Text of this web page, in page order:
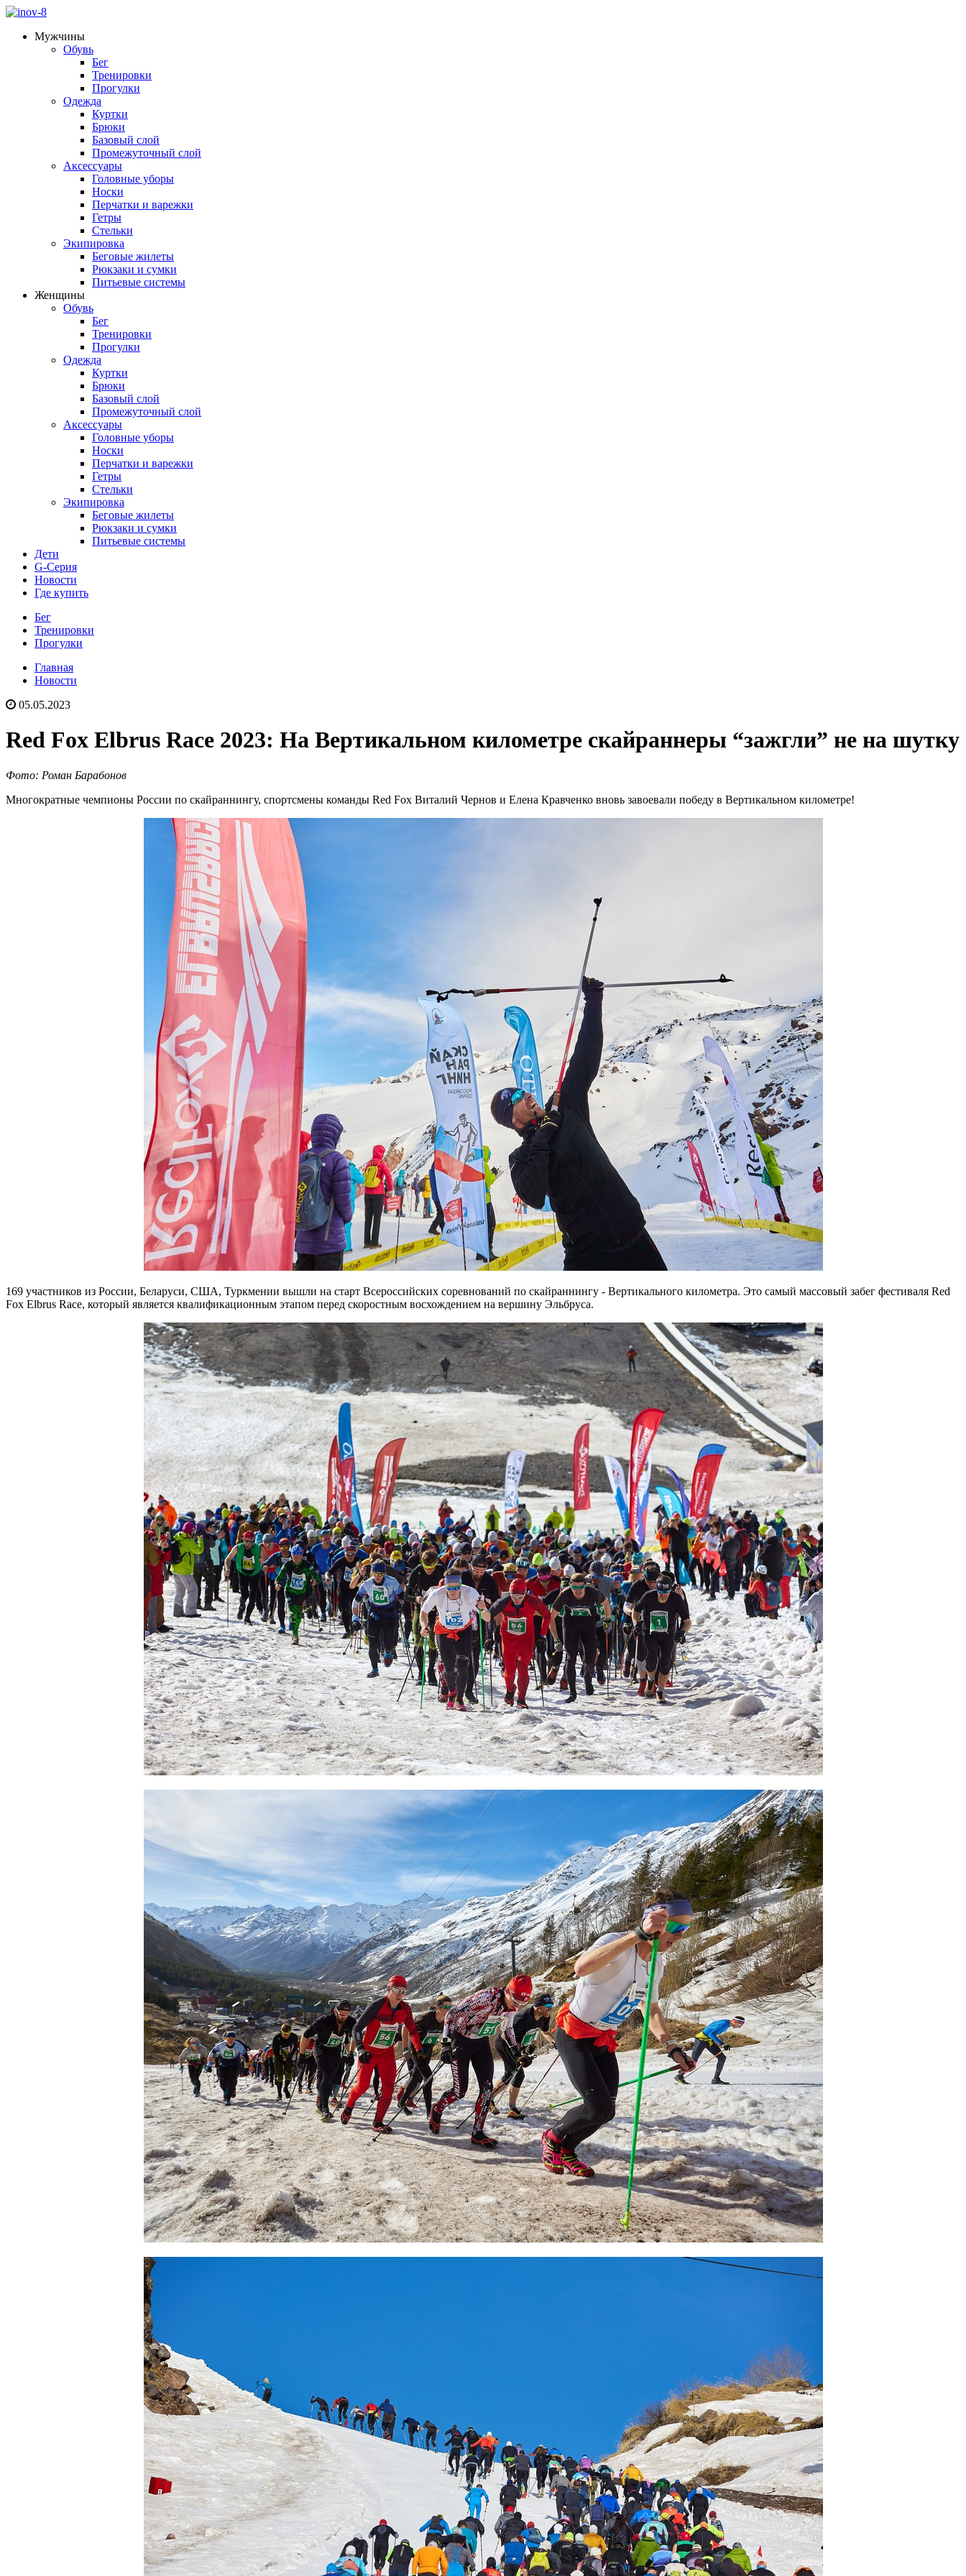
Мужчины
Обувь
Бег
Тренировки
Прогулки
Одежда
Куртки
Брюки
Базовый слой
Промежуточный слой
Аксессуары
Головные уборы
Носки
Перчатки и варежки
Гетры
Стельки
Экипировка
Беговые жилеты
Рюкзаки и сумки
Питьевые системы
Женщины
Обувь
Бег
Тренировки
Прогулки
Одежда
Куртки
Брюки
Базовый слой
Промежуточный слой
Аксессуары
Головные уборы
Носки
Перчатки и варежки
Гетры
Стельки
Экипировка
Беговые жилеты
Рюкзаки и сумки
Питьевые системы
Дети
G-Серия
Новости
Где купить
Бег
Тренировки
Прогулки
Главная
Новости
05.05.2023
Red Fox Elbrus Race 2023: На Вертикальном километре скайраннеры “зажгли” не на шутку
Фото: Роман Барабонов
Многократные чемпионы России по скайраннингу, спортсмены команды Red Fox Виталий Чернов и Елена Кравченко вновь завоевали победу в Вертикальном километре!
169 участников из России, Беларуси, США, Туркмении вышли на старт Всероссийских соревнований по скайраннингу - Вертикального километра. Это самый массовый забег фестиваля Red
Fox Elbrus Race, который является квалификационным этапом перед скоростным восхождением на вершину Эльбруса.